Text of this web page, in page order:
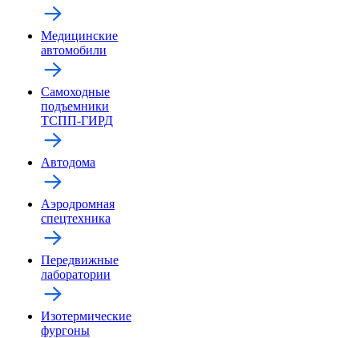
Медицинские
автомобили
Самоходные
подъемники
ТСПП-ГИРД
Автодома
Аэродромная
спецтехника
Передвижные
лаборатории
Изотермические
фургоны